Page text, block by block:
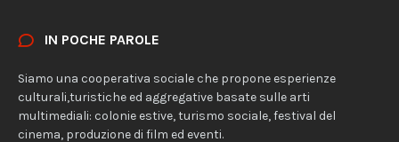
IN POCHE PAROLE
Siamo una cooperativa sociale che propone esperienze
culturali,turistiche ed aggregative basate sulle arti
multimediali: colonie estive, turismo sociale, festival del
cinema, produzione di film ed eventi.